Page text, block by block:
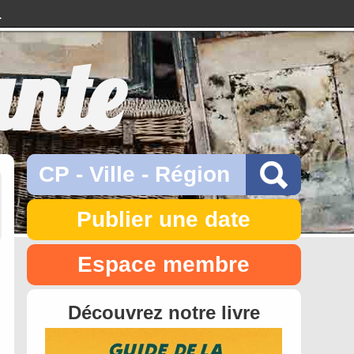
Publier une date
Espace membre
Découvrez notre livre